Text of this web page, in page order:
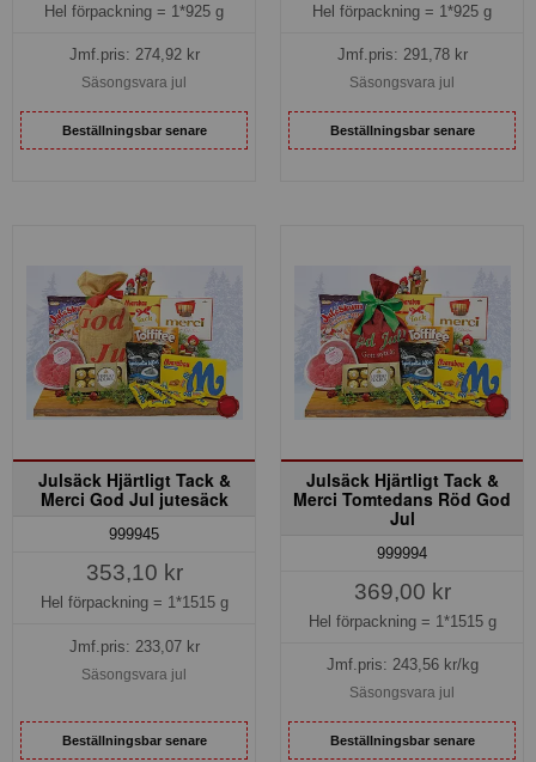
Hel förpackning = 1*925 g
Jmf.pris: 274,92kr
Säsongsvara jul
Beställningsbar senare
Hel förpackning = 1*925 g
Jmf.pris: 291,78kr
Säsongsvara jul
Beställningsbar senare
Julsäck Hjärtligt Tack &
Merci God Jul jutesäck
999945
353,10 kr
Hel förpackning = 1*1515 g
Jmf.pris: 233,07kr
Säsongsvara jul
Beställningsbar senare
Julsäck Hjärtligt Tack &
Merci Tomtedans Röd God
Jul
999994
369,00 kr
Hel förpackning = 1*1515 g
Jmf.pris: 243,56kr/kg
Säsongsvara jul
Beställningsbar senare